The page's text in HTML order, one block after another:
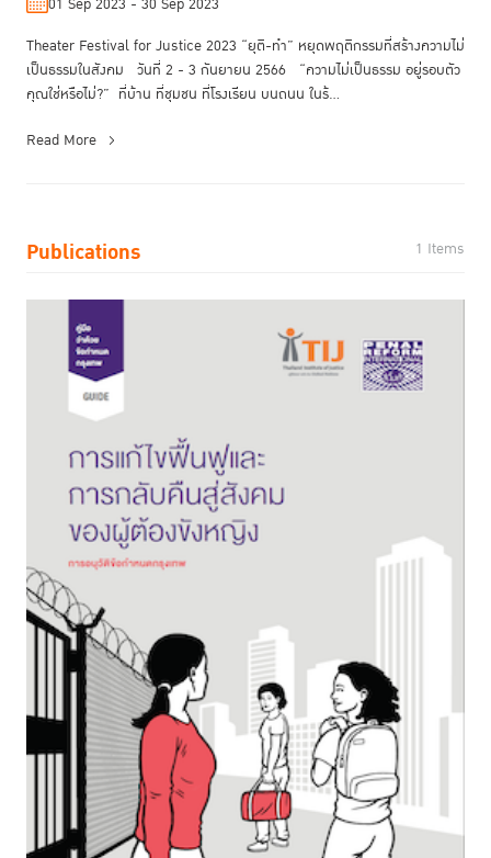
Theater Festival for Justice 2023 “ยุติ-ทำ” หยุดพฤติกรรมที่สร้างความไม่
เป็นธรรมในสังคม วันที่ 2 - 3 กันยายน 2566 “ความไม่เป็นธรรม อยู่รอบตัว
คุณใช่หรือไม่?” ที่บ้าน ที่ชุมชน ที่โรงเรียน บนถนน ในร้...
Read More
Publications 1 Items